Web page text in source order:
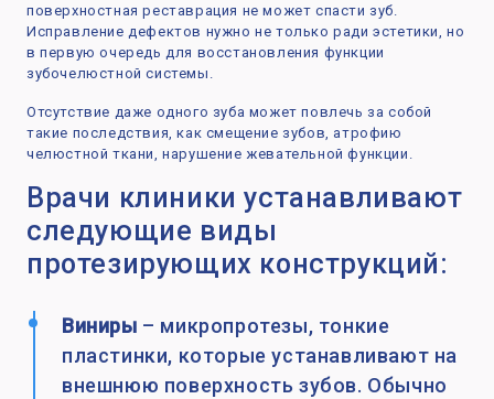
поверхностная реставрация не может спасти зуб.
Исправление дефектов нужно не только ради эстетики, но
в первую очередь для восстановления функции
зубочелюстной системы.
Отсутствие даже одного зуба может повлечь за собой
такие последствия, как смещение зубов, атрофию
челюстной ткани, нарушение жевательной функции.
Врачи клиники устанавливают
следующие виды
протезирующих конструкций:
Виниры – микропротезы, тонкие
пластинки, которые устанавливают на
внешнюю поверхность зубов. Обычно